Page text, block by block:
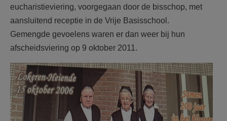
eucharistieviering, voorgegaan door de bisschop, met
aansluitend receptie in de Vrije Basisschool.
Gemengde gevoelens waren er dan weer bij hun
afscheidsviering op 9 oktober 2011.
F2184j45.jpg